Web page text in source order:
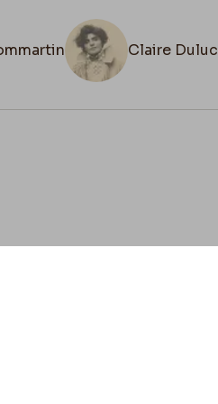
Claire Duluc
cookies